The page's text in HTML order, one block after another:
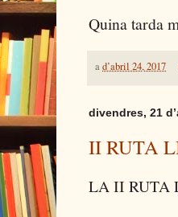
Quina tarda
ad’abril 24, 2017
divendres, 21
II RUTA
LA II RUTA